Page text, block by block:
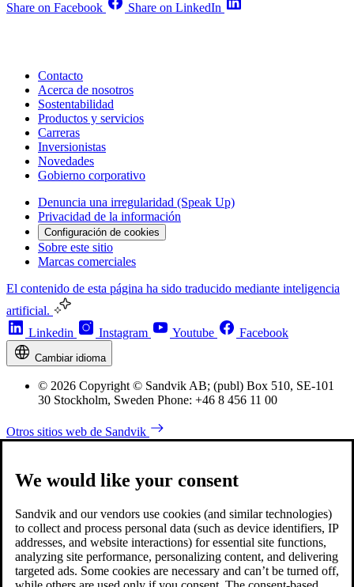
Share on Facebook
Share on LinkedIn
Contacto
Acerca de nosotros
Sostentabilidad
Productos y servicios
Carreras
Inversionistas
Novedades
Gobierno corporativo
Denuncia una irregularidad (Speak Up)
Privacidad de la información
Configuración de cookies
Sobre este sitio
Marcas comerciales
El contenido de esta página ha sido traducido mediante inteligencia
artificial.
Linkedin
Instagram Youtube Facebook
Cambiar idioma
© 2026 Copyright © Sandvik AB; (publ) Box 510, SE-101
30 Stockholm, Sweden Phone: +46 8 456 11 00
Otros sitios web de Sandvik
We would like your consent
Sandvik and our vendors use cookies (and similar technologies)
to collect and process personal data (such as device identifiers, IP
addresses, and website interactions) for essential site functions,
analyzing site performance, personalizing content, and delivering
targeted ads. Some cookies are necessary and can’t be turned off,